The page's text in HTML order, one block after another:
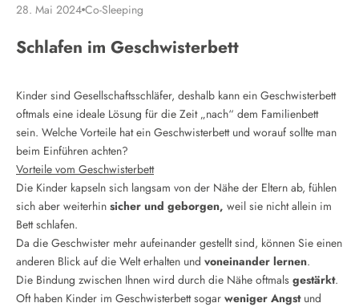
28. Mai 2024 Co-Sleeping
Schlafen im Geschwisterbett
Kinder sind Gesellschaftsschläfer, deshalb kann ein Geschwisterbett
oftmals eine ideale Lösung für die Zeit „nach“ dem Familienbett
sein. Welche Vorteile hat ein Geschwisterbett und worauf sollte man
beim Einführen achten?
Vorteile vom Geschwisterbett
Die Kinder kapseln sich langsam von der Nähe der Eltern ab, fühlen
sich aber weiterhin sicher und geborgen, weil sie nicht allein im
Bett schlafen.
Da die Geschwister mehr aufeinander gestellt sind, können Sie einen
anderen Blick auf die Welt erhalten und voneinander lernen.
Die Bindung zwischen Ihnen wird durch die Nähe oftmals gestärkt.
Oft haben Kinder im Geschwisterbett sogar weniger Angstund